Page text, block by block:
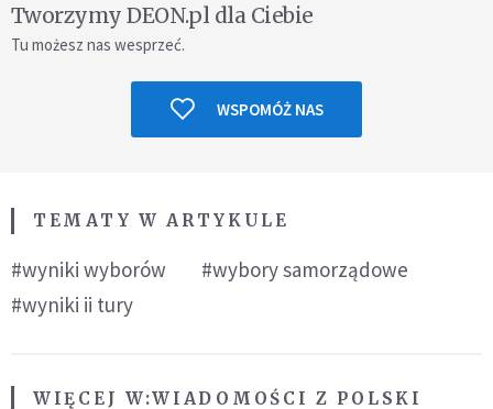
Tworzymy DEON.pl dla Ciebie
Tu możesz nas wesprzeć.
WSPOMÓŻ NAS
TEMATY W ARTYKULE
#wyniki wyborów
#wybory samorządowe
#wyniki ii tury
WIĘCEJ W:WIADOMOŚCI Z POLSKI